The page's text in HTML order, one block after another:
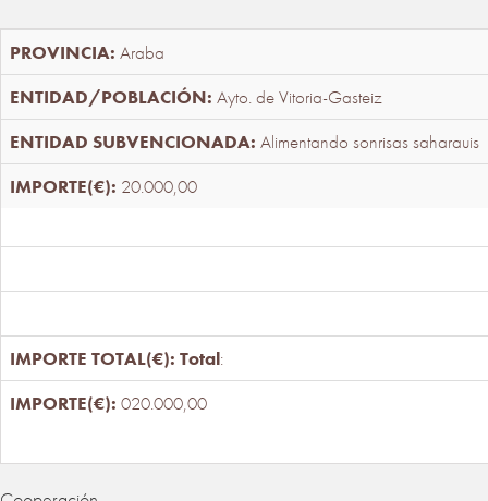
Araba
Ayto. de Vitoria-Gasteiz
Alimentando sonrisas saharauis
20.000,00
Total:
020.000,00